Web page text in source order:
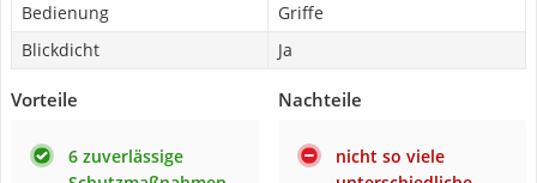
Bedienung
Griffe
Blickdicht
Ja
Vorteile
6 zuverlässige
Nachteile
nicht so viele